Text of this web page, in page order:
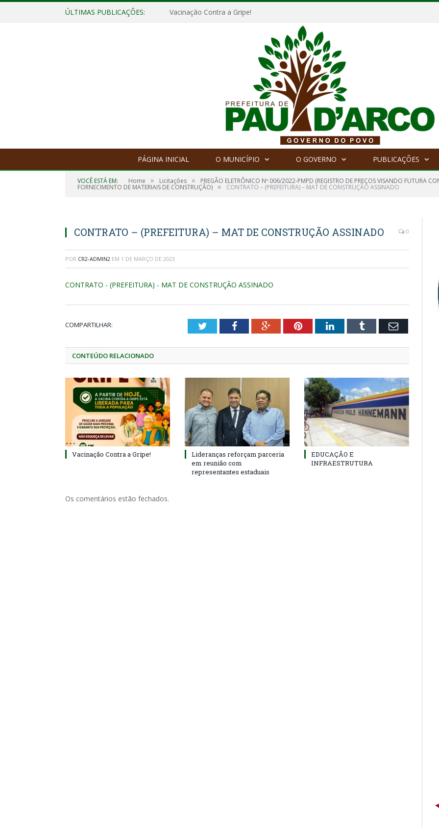
ÚLTIMAS PUBLICAÇÕES: Vacinação Contra a Gripe!
PÁGINA INICIAL O MUNICÍPIO O GOVERNO PUBLICAÇÕES
VOCÊ ESTÁ EM: Home » Licitações » PREGÃO ELETRÔNICO Nº 006/2022-PMPD (REGISTRO DE PREÇOS VISANDO FUTURA
FORNECIMENTO DE MATERIAIS DE CONSTRUÇÃO) » CONTRATO – (PREFEITURA) – MAT DE CONSTRUÇÃO ASSINADO
CONTRATO – (PREFEITURA) – MAT DE CONSTRUÇÃO ASSINADO 0
POR CR2-ADMIN2 EM 1 DE MARÇO DE 2023
CONTRATO - (PREFEITURA) - MAT DE CONSTRUÇÃO ASSINADO
COMPARTILHAR: TwitterFacebookGoogle+PinterestLinkedInTumblr Email
CONTEÚDO RELACIONADO
Vacinação Contra a Gripe!
Lideranças reforçam parceria
em reunião com
representantes estaduais
EDUCAÇÃO E
INFRAESTRUTURA
Os comentários estão fechados.